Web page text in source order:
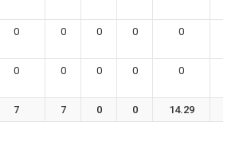
0 0 0 0 0
0 0 0 0 0
7 7 0 0 14.29